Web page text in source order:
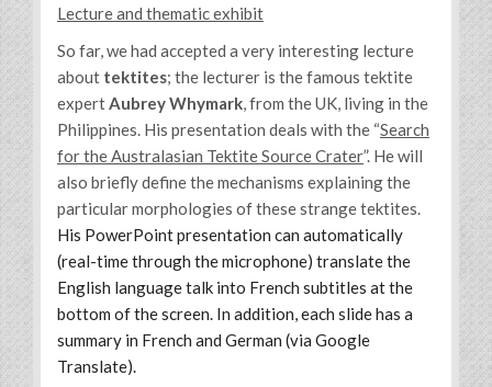
Lecture and thematic exhibit
So far, we had accepted a very interesting lecture
about tektites; the lecturer is the famous tektite
expert Aubrey Whymark , from the UK, living in the
Philippines. His presentation deals with the “Search
for the Australasian Tektite Source Crater”. He will
also briefly define the mechanisms explaining the
particular morphologies of these strange tektites.
His PowerPoint presentation can automatically
(real-time through the microphone) translate the
English language talk into French subtitles at the
bottom of the screen. In addition, each slide has a
summary in French and German (via Google
Translate).